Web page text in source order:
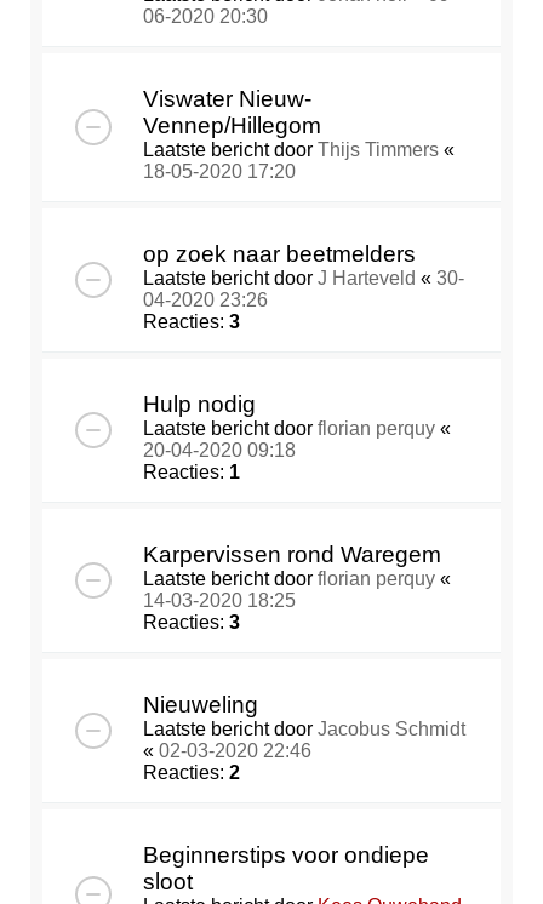
06-2020 20:30
Viswater Nieuw-
Vennep/Hillegom
Laatste bericht door Thijs Timmers «
18-05-2020 17:20
op zoek naar beetmelders
Laatste bericht door J Harteveld « 30-
04-2020 23:26
Reacties: 3
Hulp nodig
Laatste bericht door florian perquy «
20-04-2020 09:18
Reacties: 1
Karpervissen rond Waregem
Laatste bericht door florian perquy «
14-03-2020 18:25
Reacties: 3
Nieuweling
Laatste bericht door Jacobus Schmidt
« 02-03-2020 22:46
Reacties: 2
Beginnerstips voor ondiepe
sloot